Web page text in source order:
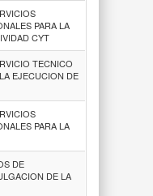
PARA LA
CYT
TECNICO
EJECUCION DE
PARA LA
DE
DE LA